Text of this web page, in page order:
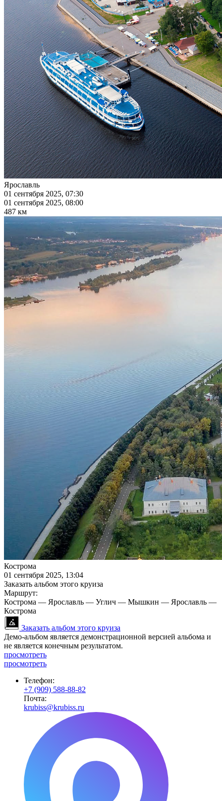
Ярославль
01 сентября 2025, 07:30
01 сентября 2025, 08:00
487 км
Кострома
01 сентября 2025, 13:04
Заказать альбом этого круиза
Маршрут:
Кострома — Ярославль — Углич — Мышкин — Ярославль —
Кострома
Заказать альбом этого круиза
Демо-альбом является демонстрационной версией альбома и
не является конечным результатом.
просмотреть
просмотреть
Телефон:
+7 (909) 588-88-82
Почта:
krubiss@krubiss.ru